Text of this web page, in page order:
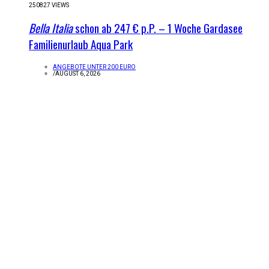
250827 VIEWS
Bella Italiaschon ab 247 € p.P. – 1 Woche Gardasee
Familienurlaub Aqua Park
ANGEBOTE UNTER 200 EURO
/AUGUST 6, 2026